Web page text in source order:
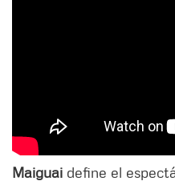
Maiguai define el